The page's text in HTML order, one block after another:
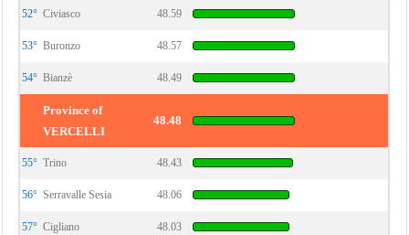
52° Civiasco 48.59
53° Buronzo 48.57
54° Bianzè 48.49
Province of
VERCELLI
48.48
55° Trino 48.43
56° Serravalle Sesia 48.06
57° Cigliano 48.03